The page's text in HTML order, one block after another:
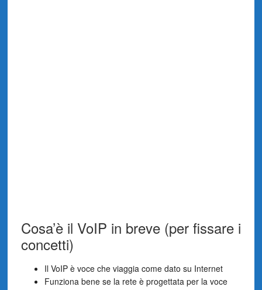
Cosa’è il VoIP in breve (per fissare i
concetti)
Il VoIP è voce che viaggia come dato su Internet
Funziona bene se la rete è progettata per la voce